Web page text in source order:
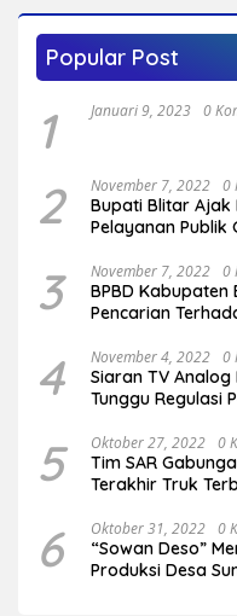
Popular Post
1 Januari 9, 2023 0
2 November 7, 2022 0
Bupati Blitar
Pelayanan Publik
3 November 7, 2022 0
BPBD
Pencarian
4 November 4, 2022 0
Siaran TV
Tunggu Regulasi
5 Oktober 27, 2022 0
Tim SAR
Terakhir Truk
6 Oktober 31, 2022 0
“Sowan Deso”
Produksi Desa